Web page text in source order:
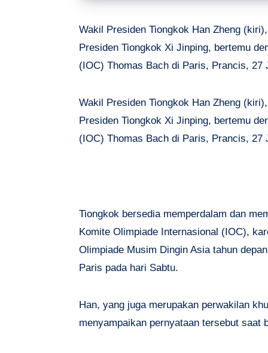
Wakil Presiden Tiongkok Han Zheng
Presiden Tiongkok Xi Jinping, bertemu
(IOC) Thomas Bach di Paris, Prancis, 27
Wakil Presiden Tiongkok Han Zheng
Presiden Tiongkok Xi Jinping, bertemu
(IOC) Thomas Bach di Paris, Prancis, 27
Tiongkok bersedia memperdalam dan
Komite Olimpiade Internasional (IOC),
Olimpiade Musim Dingin Asia tahun
Paris pada hari Sabtu.
Han, yang juga merupakan perwakilan
menyampaikan pernyataan tersebut saat